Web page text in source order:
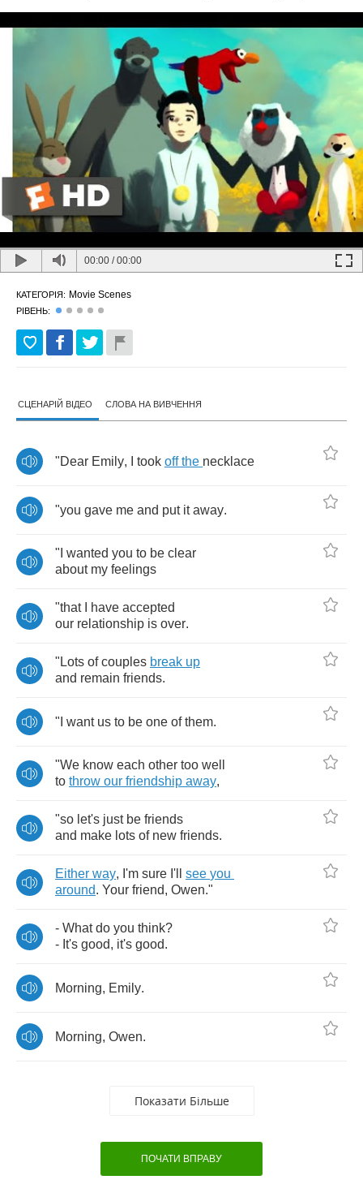
00:00 /00:00
КАТЕГОРІЯ: Movie Scenes
РІВЕНЬ:
СЦЕНАРІЙ ВІДЕО СЛОВА НА ВИВЧЕННЯ
"Dear Emily, took off the necklace
"you gave me and put it away.
" wanted you to be clear
about my feelings
"that have accepted
our relationship is over.
" Lots of couples break up
and remain friends.
" want us to be one of them.
"We know each other too well
to throw our friendship away,
"so let's just be friends
and make lots of new friends.
Either way, I'm sure I'll see you
around. Your friend, Owen."
- What do you think?
- It's good, it's good.
Morning, Emily.
Morning, Owen.
Показати Більше
ПОЧАТИ ВПРАВУ